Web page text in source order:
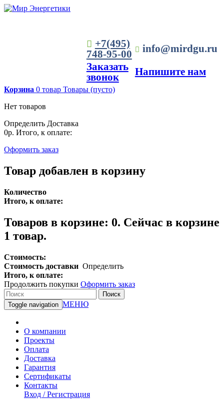
+7(495)
748-95-00
info@mirdgu.ru
Заказать
звонок
Напишите нам
Корзина 0 товар Товары (пусто)
Нет товаров
Определить Доставка
0р. Итого, к оплате:
Оформить заказ
Товар добавлен в корзину
Количество
Итого, к оплате:
Товаров в корзине: 0. Сейчас в корзине
1 товар.
Стоимость:
Стоимость доставки Определить
Итого, к оплате:
Продолжить покупки Оформить заказ
Поиск
Toggle navigation МЕНЮ
О компании
Проекты
Оплата
Доставка
Гарантия
Сертификаты
Контакты
Вход / Регистрация